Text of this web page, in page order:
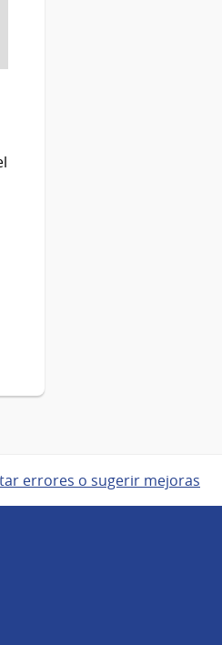
errores o sugerir mejoras